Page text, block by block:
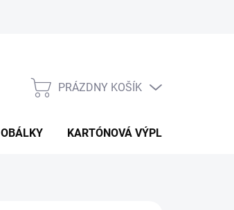
NÁKUPNÝ
PRÁZDNY KOŠÍK
OBÁLKY KARTÓNOVÁ VÝPLŇ